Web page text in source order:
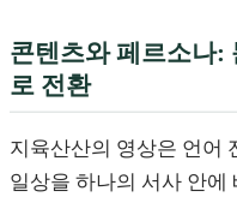
콘텐츠와 페르소나:
로 전환
지육산산의 영상은 언어
일상을 하나의 서사 안에